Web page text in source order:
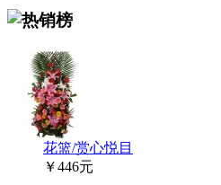
花篮/赏心悦目
￥446元